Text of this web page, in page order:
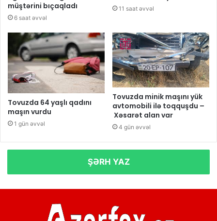
müştərini bıçaqladı
6 saat əvvəl
11 saat əvvəl
Tovuzda 64 yaşlı qadını
maşın vurdu
1 gün əvvəl
Tovuzda minik maşını yük
avtomobili ilə toqquşdu –
Xəsarət alan var
4 gün əvvəl
ŞƏRH YAZ